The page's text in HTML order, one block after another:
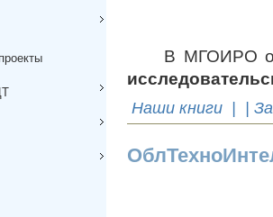
В МГОИРО
Наши книги | |